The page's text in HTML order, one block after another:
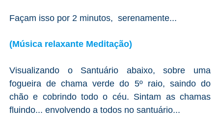
Façam isso por 2 minutos, serenamente...
(Música relaxante Meditação)
Visualizando o Santuário abaixo, sobre uma
fogueira de chama verde do 5º raio, saindo do
chão e cobrindo todo o céu. Sintam as chamas
fluindo... envolvendo a todos no santuário...